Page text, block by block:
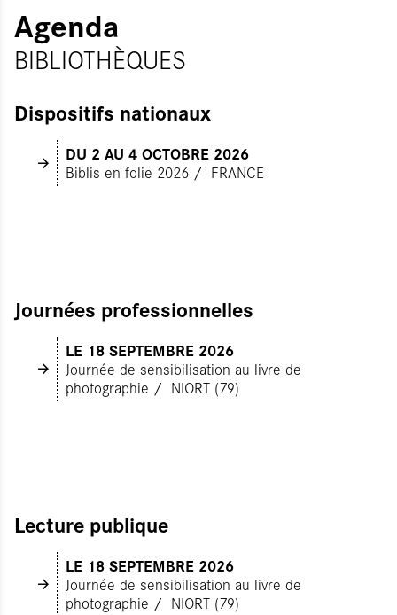
Agenda
BIBLIOTHÈQUES
Dispositifs nationaux
DU 2 AU 4 OCTOBRE 2026
Biblis en folie 2026 FRANCE
Journées professionnelles
LE 18 SEPTEMBRE 2026
Journée de sensibilisation au livre de
photographie
NIORT (79)
Lecture publique
LE 18 SEPTEMBRE 2026
Journée de sensibilisation au livre de
photographie
NIORT (79)